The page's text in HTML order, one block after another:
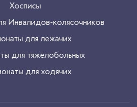
Хосписы
Инвалидов-колясочников
для лежачих
для тяжелобольных
для ходячих